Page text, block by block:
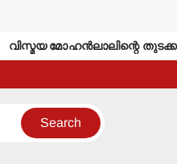
വിസ്മയ മോഹന്‍ലാലിന്റെ തുടക്കം